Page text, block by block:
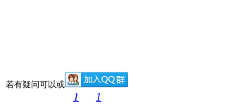
若有疑问可以或
1 1